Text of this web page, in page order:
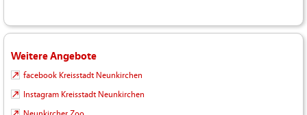
Weitere Angebote
facebook Kreisstadt Neunkirchen
Instagram Kreisstadt Neunkirchen